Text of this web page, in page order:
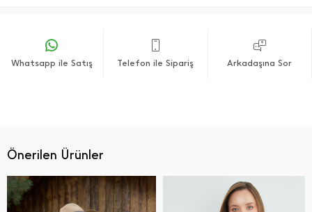
Whatsapp ile Satış Telefon ile Sipariş Arkadaşına Sor
Önerilen Ürünler